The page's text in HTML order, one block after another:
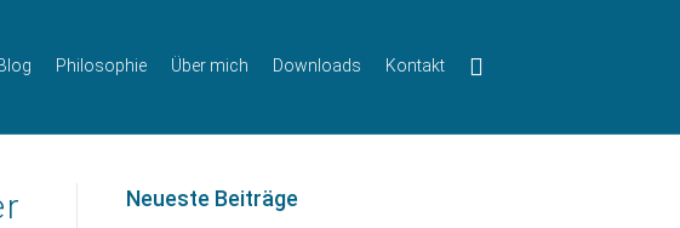
Blog Philosophie Über mich Downloads Kontakt
Neueste Beiträge